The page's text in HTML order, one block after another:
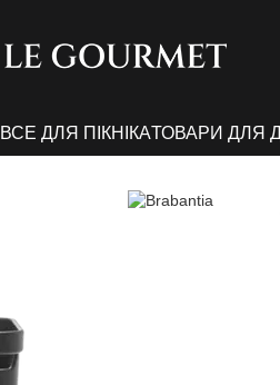
ВСЕ ДЛЯ ПІКНІКАТОВАРИ ДЛЯ